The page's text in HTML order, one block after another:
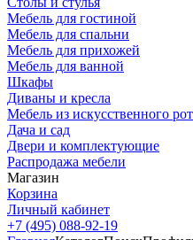
Мебель для гостиной
Мебель для спальни
Мебель для прихожей
Мебель для ванной
Шкафы
Диваны и кресла
Мебель из искусственного
Дача и сад
Двери и комплектующие
Распродажа мебели
Магазин
Корзина
Личный кабинет
+7 (495) 088-92-19